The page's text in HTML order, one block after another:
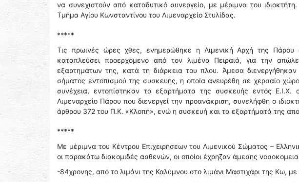
να συνεχιστούν από καταδυτικό συνεργείο, με μέριμνα του
Τμήμα Αγίου Κωνσταντίνου του Λιμεναρχείο Στυλίδας.
*****
Τις πρωινές ώρες χθες, ενημερώθηκε η Λιμενική Αρχή της Πάρου
καταπλεύσει προερχόμενο από τον λιμένα Πειραιά, για την
εξαρτημάτων της, κατά τη διάρκεια του πλου. Άμεσα
σήματος εντοπισμού της συσκευής, η οποία ανευρέθη σε χερσαίο
συνέχεια, εντοπίστηκαν τα εξαρτήματα της συσκευής εντός
Λιμεναρχείο Πάρου που διενεργεί την προανάκριση, συνελήφθη ο
άρθρου 372 του Π.Κ. «Κλοπή», ενώ η συσκευή και τα εξαρτήματά της
*****
Με μέριμνα του Κέντρου Επιχειρήσεων του Λιμενικού Σώματος –
οι παρακάτω διακομιδές ασθενών, οι οποίοι έχρηζαν άμεσης
-84χρονης, από το λιμάνι της Καλύμνου στο λιμάνι Μαστιχάρι της Κω,